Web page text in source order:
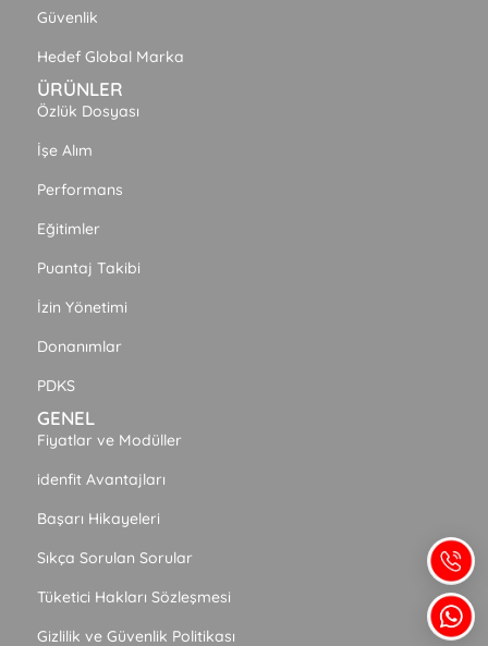
Güvenlik
Hedef Global Marka
ÜRÜNLER
Özlük Dosyası
İşe Alım
Performans
Eğitimler
Puantaj Takibi
İzin Yönetimi
Donanımlar
PDKS
GENEL
Fiyatlar ve Modüller
idenfit Avantajları
Başarı Hikayeleri
Sıkça Sorulan Sorular
Tüketici Hakları Sözleşmesi
Gizlilik ve Güvenlik Politikası